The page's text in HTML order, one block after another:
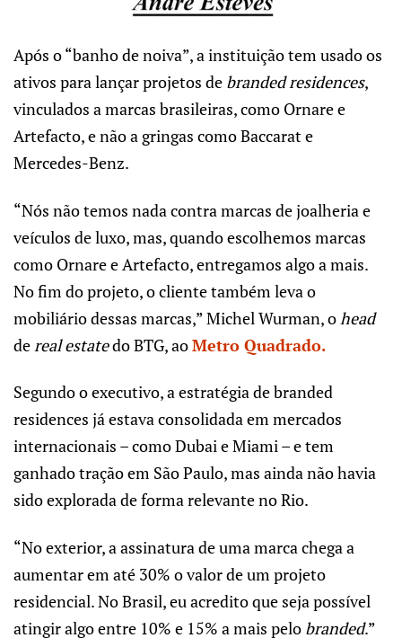
Após o “banho de noiva”, a instituição tem usado os
ativos para lançar projetos de branded residences,
vinculados a marcas brasileiras, como Ornare e
Artefacto, e não a gringas como Baccarat e
Mercedes-Benz.
“Nós não temos nada contra marcas de joalheria e
veículos de luxo, mas, quando escolhemos marcas
como Ornare e Artefacto, entregamos algo a mais.
No fim do projeto, o cliente também leva o
mobiliário dessas marcas,” Michel Wurman, o head
de real estatedo BTG, aoMetro Quadrado.
Segundo o executivo, a estratégia de branded
residences já estava consolidada em mercados
internacionais – como Dubai e Miami – e tem
ganhado tração em São Paulo, mas ainda não havia
sido explorada de forma relevante no Rio.
“No exterior, a assinatura de uma marca chega a
aumentar em até 30% o valor de um projeto
residencial. No Brasil, eu acredito que seja possível
atingir algo entre 10% e 15% a mais pelo branded.”